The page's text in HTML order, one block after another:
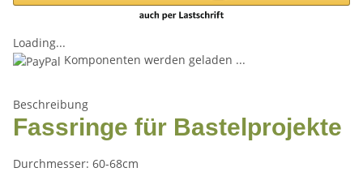
Loading...
Komponenten werden geladen ...
Beschreibung
Fassringe für Bastelprojekte
Durchmesser: 60-68cm